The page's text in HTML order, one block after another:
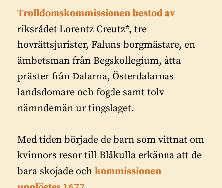
Trolldomskommissionen bestod av
riksrådet Lorentz Creutz*, tre
hovrättsjurister, Faluns borgmästare, en
ämbetsman från Begskollegium, åtta
präster från Dalarna, Österdalarnas
landsdomare och fogde samt tolv
nämndemän ur tingslaget.
Med tiden började de barn som vittnat om
kvinnors resor till Blåkulla erkänna att de
bara skojade och kommissionen